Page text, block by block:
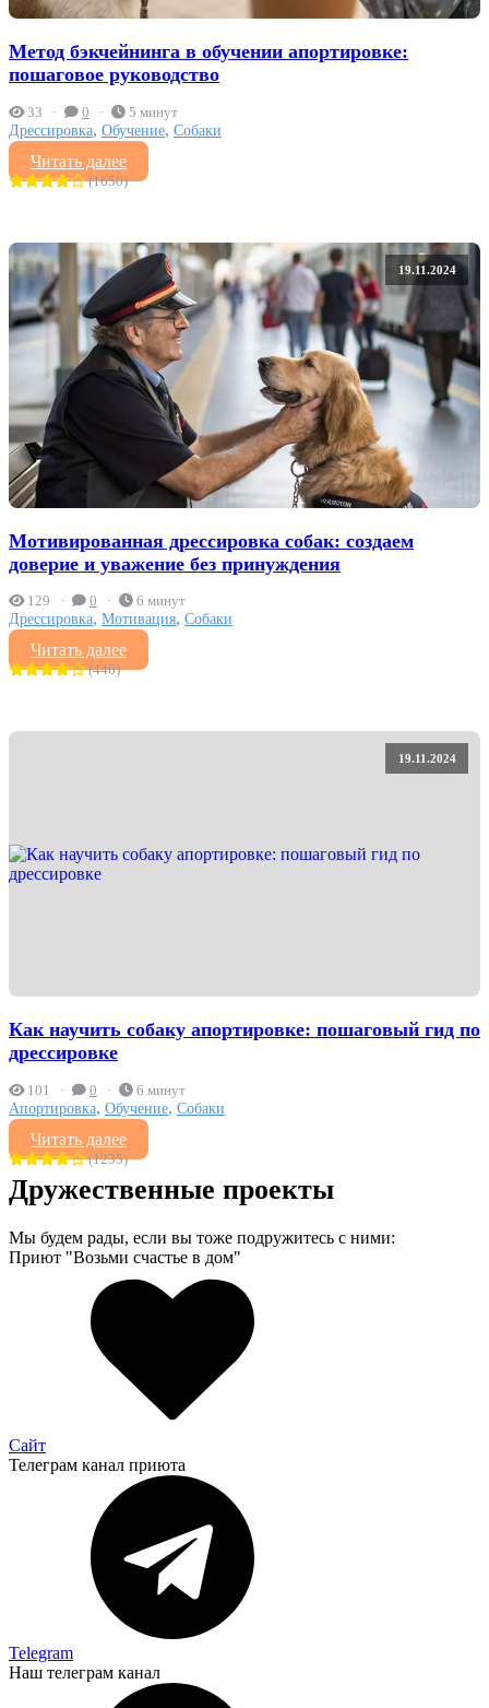
Метод бэкчейнинга в обучении апортировке:
пошаговое руководство
33 0 5 минут
Дрессировка, Обучение, Собаки
Читать далее
(1650)
19.11.2024
Мотивированная дрессировка собак: создаем
доверие и уважение без принуждения
129 0 6 минут
Дрессировка, Мотивация, Собаки
Читать далее
(446)
19.11.2024
Как научить собаку апортировке: пошаговый гид по
дрессировке
101 0 6 минут
Апортировка, Обучение, Собаки
Читать далее
(1235)
Дружественные проекты
Мы будем рады, если вы тоже подружитесь с ними:
Приют "Возьми счастье в дом"
Сайт
Телеграм канал приюта
Telegram
Наш телеграм канал